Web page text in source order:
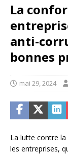
La
anti-
bonnes
mai 29, 2024
La lutte contre
les entreprises,